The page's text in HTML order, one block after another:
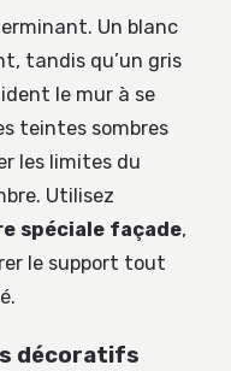
Un blanc
tandis qu’un gris
le mur à se
teintes sombres
les limites du
Utilisez
spéciale façade,
le support tout
décoratifs